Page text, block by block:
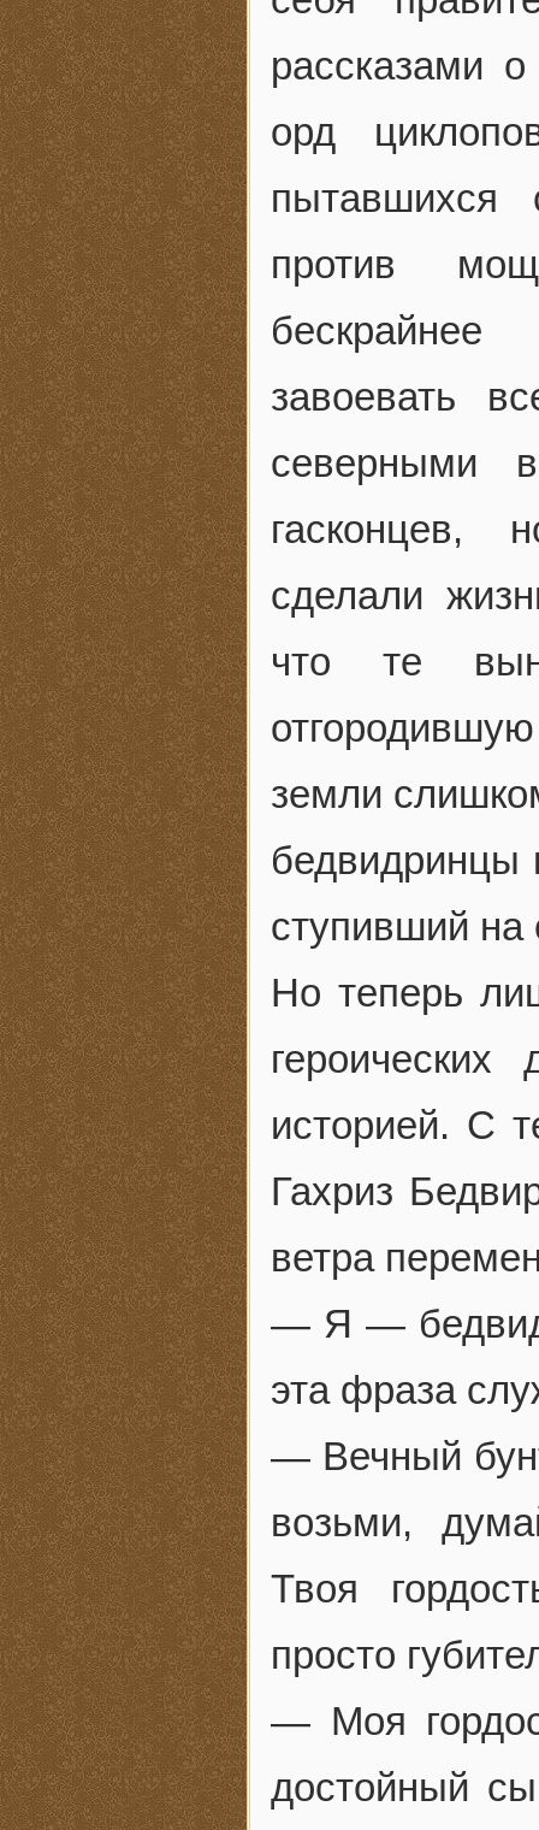
рассказами
орд
против
завоевать
северными
гасконцев,
сделали
что те
земли
бедвидринцы
ступивший на
Но теперь
историей. С
Гахриз
ветра
— Я —
эта фраза
— Вечный
возьми,
Твоя
просто
— Моя
достойный